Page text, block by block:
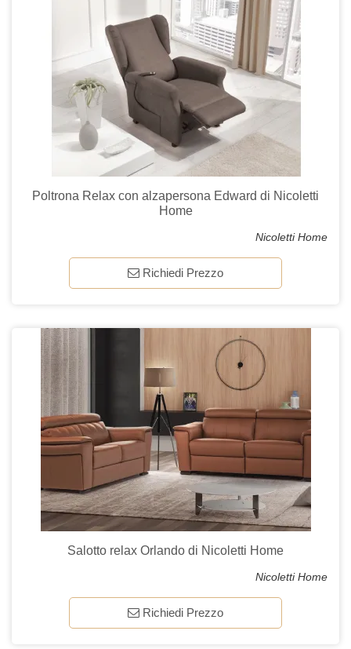
Poltrona Relax con alzapersona Edward di Nicoletti
Home
Nicoletti Home
Richiedi Prezzo
Salotto relax Orlando di Nicoletti Home
Nicoletti Home
Richiedi Prezzo